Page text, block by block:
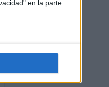
en la parte